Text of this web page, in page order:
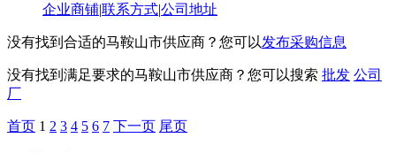
企业商铺|联系方式|公司地址
没有找到合适的马鞍山市供应商？您可以发布采购信息
没有找到满足要求的马鞍山市供应商？您可以搜索 批发 公司
厂
首页 1 2 3 4 5 6 7 下一页 尾页